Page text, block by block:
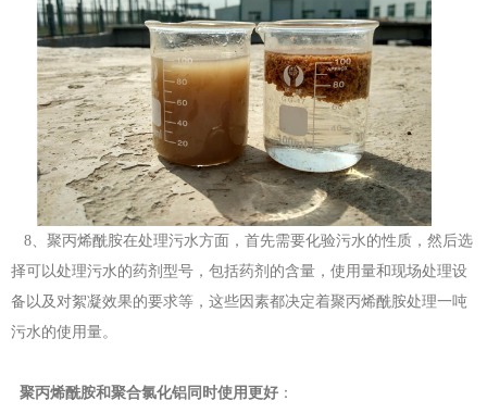
8、聚丙烯酰胺在处理污水方面，首先需要化验污水的性质，然后选
择可以处理污水的药剂型号，包括药剂的含量，使用量和现场处理设
备以及对絮凝效果的要求等，这些因素都决定着聚丙烯酰胺处理一吨
污水的使用量。
聚丙烯酰胺和聚合氯化铝同时使用更好 ：